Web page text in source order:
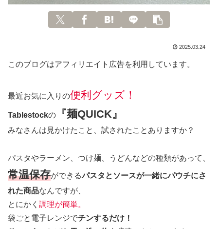
2025.03.24
このブログはアフィリエイト広告を利用しています。
最近お気に入りの便利グッズ！
Tablestockの 『麺QUICK』
みなさんは見かけたこと、試されたことありますか？
パスタやラーメン、つけ麺、うどんなどの種類があって、
常温保存ができるパスタとソースが一緒にパウチにさ
れた商品なんですが、
とにかく 調理が簡単。
袋ごと電子レンジでチンするだけ！